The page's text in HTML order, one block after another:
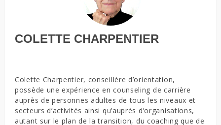
COLETTE CHARPENTIER
Colette Charpentier, conseillère d’orientation,
possède une expérience en counseling de carrière
auprès de personnes adultes de tous les niveaux et
secteurs d’activités ainsi qu’auprès d’organisations,
autant sur le plan de la transition, du coaching que de